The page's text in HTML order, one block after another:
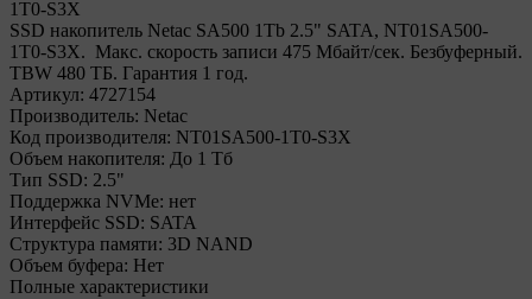
1T0-S3X
SSD накопитель Netac SA500 1Tb 2.5" SATA, NT01SA500-
1T0-S3X. Макс. скорость записи 475 Мбайт/сек. Безбуферный.
TBW 480 ТБ. Гарантия 1 год.
Артикул: 4727154
Производитель: Netac
Код производителя: NT01SA500-1T0-S3X
Объем накопителя: До 1 Тб
Тип SSD: 2.5"
Поддержка NVMe: нет
Интерфейс SSD: SATA
Структура памяти: 3D NAND
Объем буфера: Нет
Полные характеристики